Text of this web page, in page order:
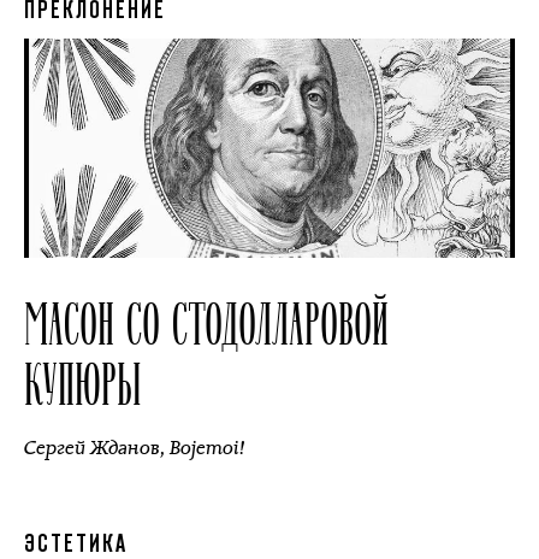
ПРЕКЛОНЕНИЕ
МАСОН СО СТОДОЛЛАРОВОЙ
КУПЮРЫ
Сергей Жданов,Bojemoi!
ЭСТЕТИКА